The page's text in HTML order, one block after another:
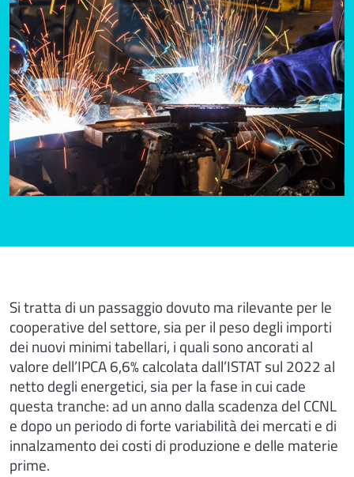
Si tratta di un passaggio dovuto ma rilevante per le
cooperative del settore, sia per il peso degli importi
dei nuovi minimi tabellari, i quali sono ancorati al
valore dell’IPCA 6,6% calcolata dall’ISTAT sul 2022 al
netto degli energetici, sia per la fase in cui cade
questa tranche: ad un anno dalla scadenza del CCNL
e dopo un periodo di forte variabilità dei mercati e di
innalzamento dei costi di produzione e delle materie
prime.